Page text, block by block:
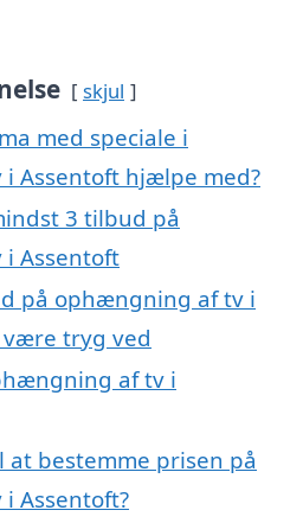
skjul
med speciale i
Assentoft hjælpe med?
3 tilbud på
Assentoft
på ophængning af tv i
tryg ved
af tv i
at bestemme prisen på
Assentoft?